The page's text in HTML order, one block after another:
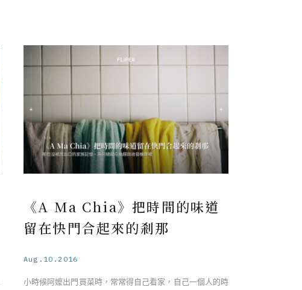
《A Ma Chia》把時間的味道
留在快門合起來的剎那
Aug.10.2016
小時候阿嬤出門買菜時，常常得自己看家，自己一個人的時